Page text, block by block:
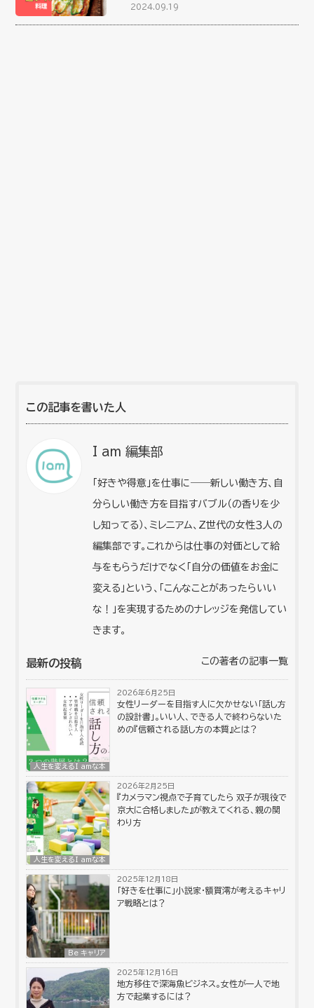
2024.09.19
この記事を書いた人
I am 編集部
「好きや得意」を仕事に――新しい働き方、自
分らしい働き方を目指すバブル（の香りを少
し知ってる）、ミレニアム、Z世代の女性３人の
編集部です。これからは仕事の対価として給
与をもらうだけでなく「自分の価値をお金に
変える」という、「こんなことがあったらいい
な！」を実現するためのナレッジを発信してい
きます。
最新の投稿 この著者の記事一覧
人生を変えるI amな本
2026年6月25日
女性リーダーを目指す人に欠かせない「話し方
の設計書」。いい人、できる人で終わらないた
めの『信頼される話し方の本質』とは？
人生を変えるI amな本
2026年2月25日
『カメラマン視点で子育てしたら 双子が現役で
京大に合格しました』が教えてくれる、親の関
わり方
Be キャリア
2025年12月18日
「好きを仕事に」小説家・額賀澪が考えるキャリ
ア戦略とは？
2025年12月16日
地方移住で深海魚ビジネス。女性が一人で地
方で起業するには？